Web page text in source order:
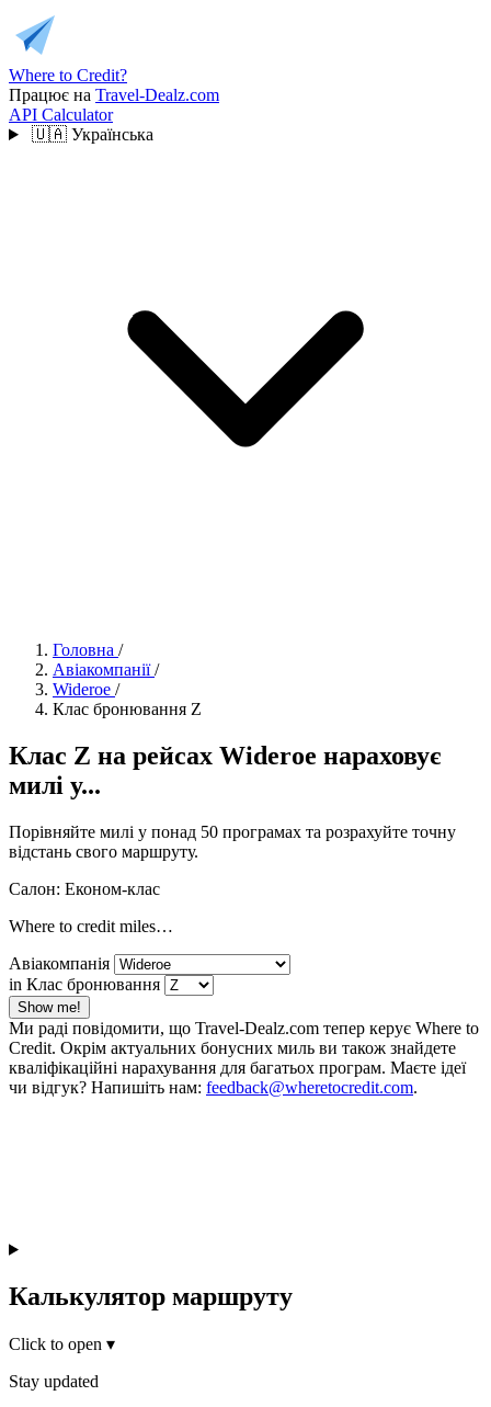
Where to Credit?
Працює на Travel-Dealz.com
API Calculator
🇺🇦 Українська
Головна /
Авіакомпанії /
Wideroe /
Клас бронювання Z
Клас Z на рейсах Wideroe нараховує
милі у...
Порівняйте милі у понад 50 програмах та розрахуйте точну
відстань свого маршруту.
Салон: Економ-клас
Where to credit miles…
Авіакомпанія
in Клас бронювання
Show me!
Ми раді повідомити, що Travel-Dealz.com тепер керує Where to
Credit. Окрім актуальних бонусних миль ви також знайдете
кваліфікаційні нарахування для багатьох програм. Маєте ідеї
чи відгук? Напишіть нам: feedback@wheretocredit.com.
Калькулятор маршруту
Click to open ▾
Stay updated